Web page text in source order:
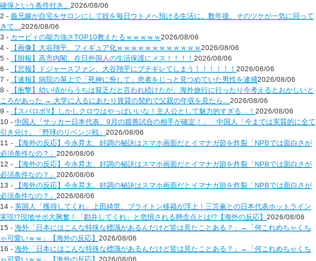
確保という条件付き」 2026/08/06
2 - 義兄嫁が自宅をサロンにして姪を毎日ウトメへ預ける生活に。数年後、そのツケが一気に回って
きて…2026/08/06
3 - カービィの能力強さTOP10教えたるｗｗｗｗｗ2026/08/06
4 -
【画像】大谷翔平、フィギュア化ｗｗｗｗｗｗｗｗｗｗｗｗ2026/08/06
5 -
【朗報】高市内閣、在日外国人の生活保護にメス！！！！ 2026/08/06
6 -
【悲報】ドジャースファン、大谷翔平にブチギレてしまう！！！！！！ 2026/08/06
7 -
【速報】病院の屋上で「死神に扮して」患者をじっと見つめていた男性を逮捕2026/08/06
8 -
【衝撃】幼い頃からうちは貧乏だと言われ続けたが、海外旅行に行ったり今考えるとおかしいと
ころがあった → 大学に入るにあたり賃貸の契約で父親の年収を見たら…2026/08/06
9 -
【スパロボY】しかしクロウはやっぱいいな！主人公として魅力的すぎる…！ 2026/08/06
10 - 中国人「サッカー日本代表、9月の親善試合の相手が確定！」 中国人「今までは実質的に全て
引き分け」「野球のリベンジ戦」 2026/08/06
11 -
【海外の反応】今永昇太、好調の秘訣はスマホ画面だとイマナガ節を炸裂「NPBでは面白さが
必須条件なの？」 2026/08/06
12 -
【海外の反応】今永昇太、好調の秘訣はスマホ画面だとイマナガ節を炸裂「NPBでは面白さが
必須条件なの？」 2026/08/06
13 -
【海外の反応】今永昇太、好調の秘訣はスマホ画面だとイマナガ節を炸裂「NPBでは面白さが
必須条件なの？」 2026/08/06
14 - 英国人「獲得してくれ」上田綺世、ブライトン移籍が浮上！三笘薫との日本代表ホットライン
実現!?現地サポ大興奮！「勘弁してくれ」と危惧される懸念点とは!?【海外の反応】 2026/08/06
15 - 海外「日本にはこんな特殊な標識があるんだけど皆は見たことある？」→「何これめちゃくち
ゃ可愛いｗｗ」【海外の反応】 2026/08/06
16 - 海外「日本にはこんな特殊な標識があるんだけど皆は見たことある？」→「何これめちゃくち
ゃ可愛いｗｗ」【海外の反応】 2026/08/06